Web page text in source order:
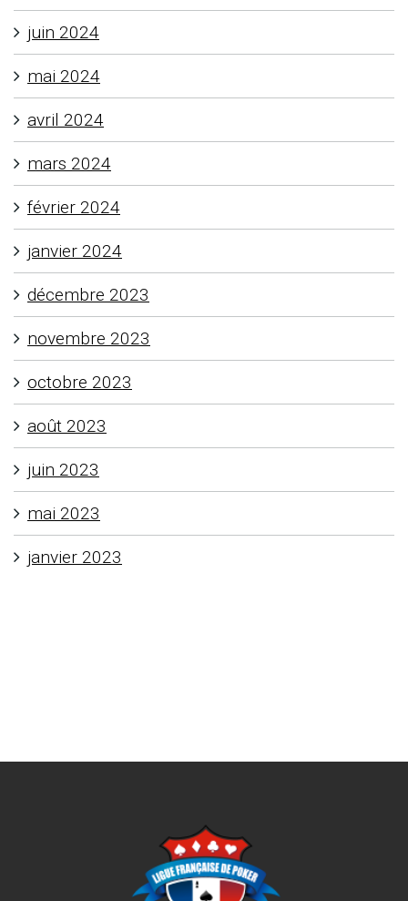
juin 2024
mai 2024
avril 2024
mars 2024
février 2024
janvier 2024
décembre 2023
novembre 2023
octobre 2023
août 2023
juin 2023
mai 2023
janvier 2023